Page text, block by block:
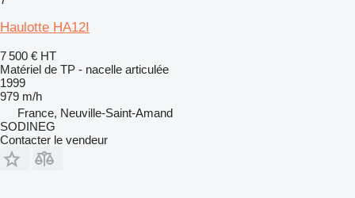
Haulotte HA12I
7 500 € HT
Matériel de TP - nacelle articulée
1999
979 m/h
France, Neuville-Saint-Amand
SODINEG
Contacter le vendeur